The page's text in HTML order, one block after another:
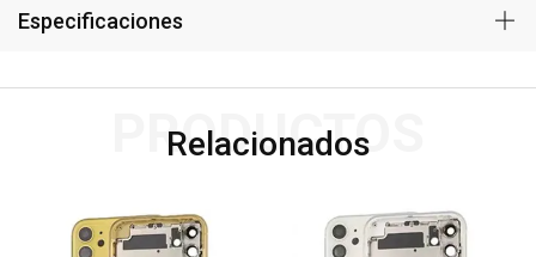
Especificaciones
Relacionados
PRODUCTOS